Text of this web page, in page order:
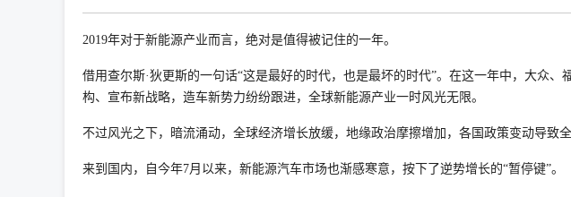
2019年对于新能源产业而言，绝对是值得被记住的一年。
借用查尔斯·狄更斯的一句话“这是最好的时代，也是最坏的时代”。在这一年中，大众
构、宣布新战略，造车新势力纷纷跟进，全球新能源产业一时风光无限。
不过风光之下，暗流涌动，全球经济增长放缓，地缘政治摩擦增加，各国政策变动导致
来到国内，自今年7月以来，新能源汽车市场也渐感寒意，按下了逆势增长的“暂停键”。